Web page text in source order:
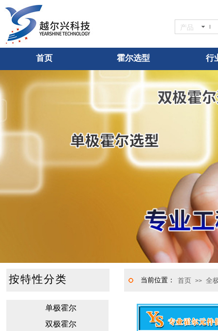
产品
首页 霍尔选型 行
首页 >> 全
按特性分类 当前位置：
单极霍尔
双极霍尔